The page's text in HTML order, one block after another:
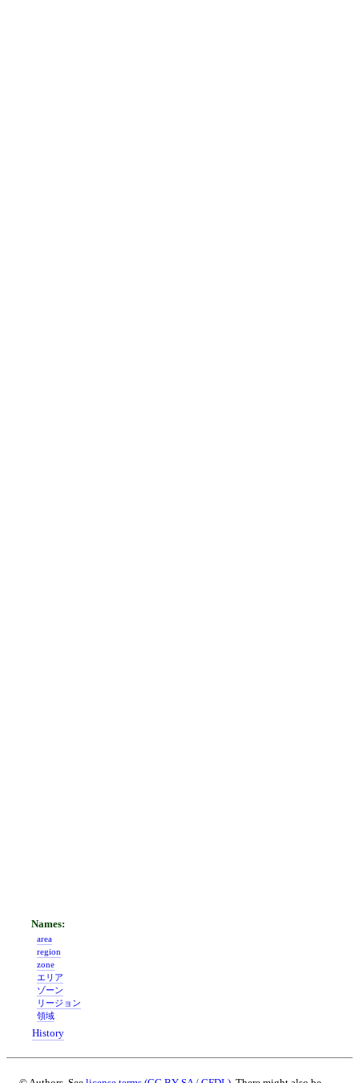
area
region
zone
エリア
ゾーン
リージョン
領域
History